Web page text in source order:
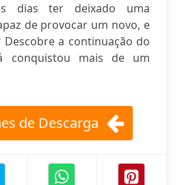
dias ter deixado uma
de provocar um novo, e
Descobre a continuação do
conquistou mais de um
de Descarga